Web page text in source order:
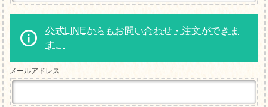
公式LINEからもお問い合わせ・注文ができま
す。
メールアドレス